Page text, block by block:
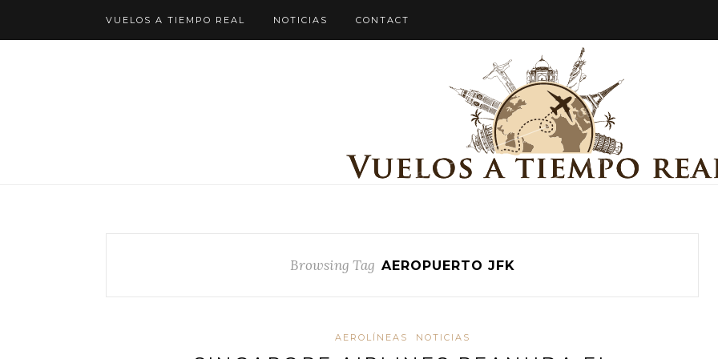
VUELOS A TIEMPO REAL NOTICIAS CONTACT
Browsing Tag AEROPUERTO JFK
AEROLÍNEAS NOTICIAS